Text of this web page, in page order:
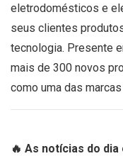
eletrodomésticos e
seus clientes
tecnologia. Presente
mais de 300 novos
como uma das
🔥 As notícias do